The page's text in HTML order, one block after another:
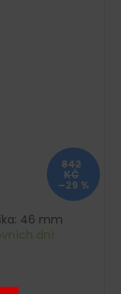
842
KČ
–29 %
46 mm
dní